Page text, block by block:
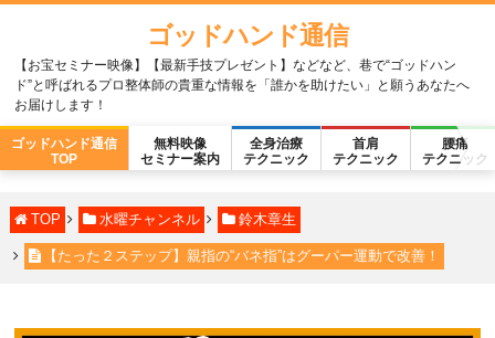
ゴッドハンド通信
【お宝セミナー映像】【最新手技プレゼント】などなど、巷で“ゴッドハン
ド”と呼ばれるプロ整体師の貴重な情報を「誰かを助けたい」と願うあなたへ
お届けします！
ゴッドハンド通信
TOP
無料映像
セミナー案内
全身治療
テクニック
首肩
テクニック
腰痛
テクニック
TOP 水曜チャンネル 鈴木章生
【たった２ステップ】親指の“バネ指”はグーパー運動で改善！